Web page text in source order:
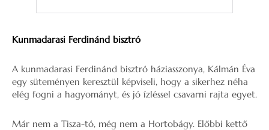
Kunmadarasi Ferdinánd bisztró
A kunmadarasi Ferdinánd bisztró háziasszonya, Kálmán Éva
egy süteményen keresztül képviseli, hogy a sikerhez néha
elég fogni a hagyományt, és jó ízléssel csavarni rajta egyet.
Már nem a Tisza-tó, még nem a Hortobágy. Előbbi kettő